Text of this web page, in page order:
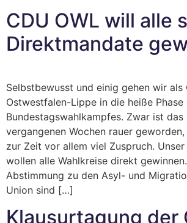
CDU OWL will alle
Direktmandate
Selbstbewusst und einig gehen wir als
Ostwestfalen-Lippe in die heiße Phase
Bundestagswahlkampfes. Zwar ist das
vergangenen Wochen rauer
zur Zeit vor allem viel Zuspruch.
wollen alle Wahlkreise direkt
Abstimmung zu den Asyl- und
Union sind […]
Klausurtagung der